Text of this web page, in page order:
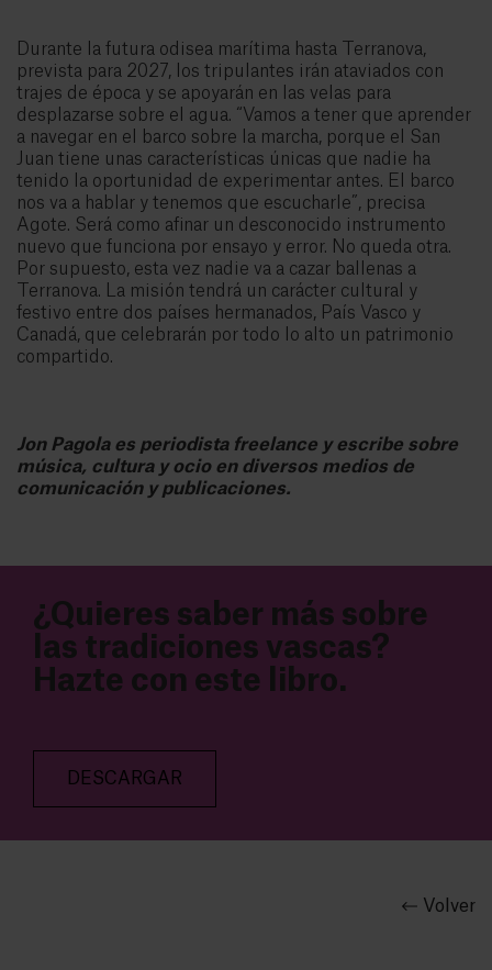
Durante la futura odisea marítima hasta Terranova,
prevista para 2027, los tripulantes irán ataviados con
trajes de época y se apoyarán en las velas para
desplazarse sobre el agua. “Vamos a tener que aprender
a navegar en el barco sobre la marcha, porque el San
Juan tiene unas características únicas que nadie ha
tenido la oportunidad de experimentar antes. El barco
nos va a hablar y tenemos que escucharle”, precisa
Agote. Será como afinar un desconocido instrumento
nuevo que funciona por ensayo y error. No queda otra.
Por supuesto, esta vez nadie va a cazar ballenas a
Terranova. La misión tendrá un carácter cultural y
festivo entre dos países hermanados, País Vasco y
Canadá, que celebrarán por todo lo alto un patrimonio
compartido.
Jon Pagola es periodista freelance y escribe sobre
música, cultura y ocio en diversos medios de
comunicación y publicaciones.
¿Quieres saber más sobre
las tradiciones vascas?
Hazte con este libro.
DESCARGAR
Volver